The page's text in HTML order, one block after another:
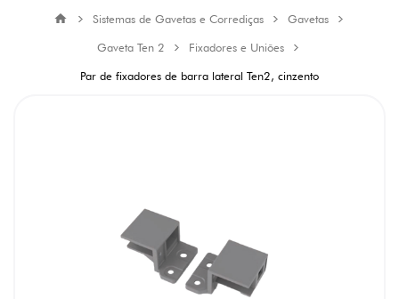
Sistemas de Gavetas e Corrediças
Gavetas
Gaveta Ten 2
Fixadores e Uniões
Par de fixadores de barra lateral Ten2, cinzento